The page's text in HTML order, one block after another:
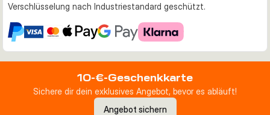
Verschlüsselung nach Industriestandard geschützt.
10-€-Geschenkkarte
Sichere dir dein exklusives Angebot, bevor es abläuft!
Angebot sichern